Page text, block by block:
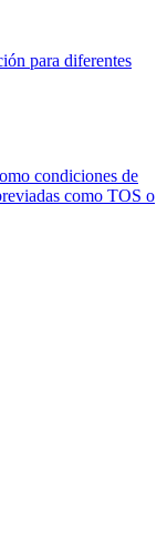
para diferentes
condiciones de
como TOS o